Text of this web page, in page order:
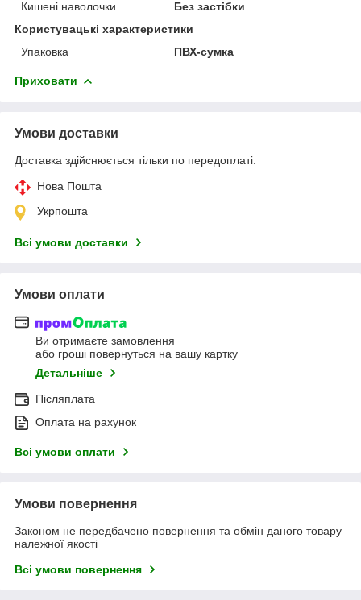
Кишені наволочки
Без застібки
Користувацькі характеристики
Упаковка
ПВХ-сумка
Приховати
Умови доставки
Доставка здійснюється тільки по передоплаті.
Нова Пошта
Укрпошта
Всі умови доставки
Умови оплати
Ви отримаєте замовлення
або гроші повернуться на вашу картку
Детальніше
Післяплата
Оплата на рахунок
Всі умови оплати
Умови повернення
Законом не передбачено повернення та обмін даного товару
належної якості
Всі умови повернення